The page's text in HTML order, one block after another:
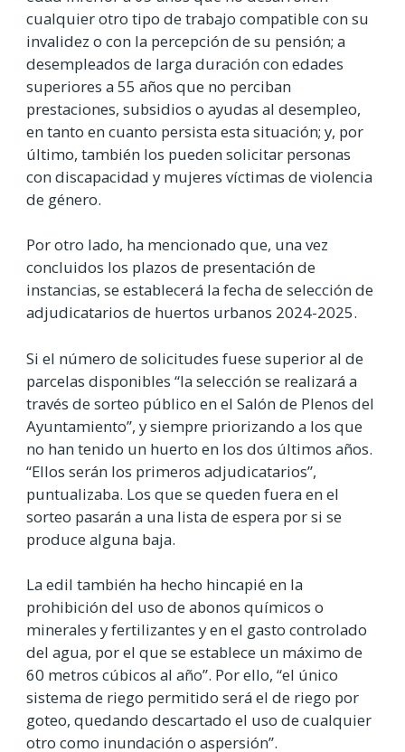
cualquier otro tipo de trabajo compatible con su
invalidez o con la percepción de su pensión; a
desempleados de larga duración con edades
superiores a 55 años que no perciban
prestaciones, subsidios o ayudas al desempleo,
en tanto en cuanto persista esta situación; y, por
último, también los pueden solicitar personas
con discapacidad y mujeres víctimas de violencia
de género.
Por otro lado, ha mencionado que, una vez
concluidos los plazos de presentación de
instancias, se establecerá la fecha de selección de
adjudicatarios de huertos urbanos 2024-2025.
Si el número de solicitudes fuese superior al de
parcelas disponibles “la selección se realizará a
través de sorteo público en el Salón de Plenos del
Ayuntamiento”, y siempre priorizando a los que
no han tenido un huerto en los dos últimos años.
“Ellos serán los primeros adjudicatarios”,
puntualizaba. Los que se queden fuera en el
sorteo pasarán a una lista de espera por si se
produce alguna baja.
La edil también ha hecho hincapié en la
prohibición del uso de abonos químicos o
minerales y fertilizantes y en el gasto controlado
del agua, por el que se establece un máximo de
60 metros cúbicos al año”. Por ello, “el único
sistema de riego permitido será el de riego por
goteo, quedando descartado el uso de cualquier
otro como inundación o aspersión”.